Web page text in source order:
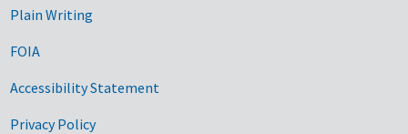
Plain Writing
FOIA
Accessibility Statement
Privacy Policy